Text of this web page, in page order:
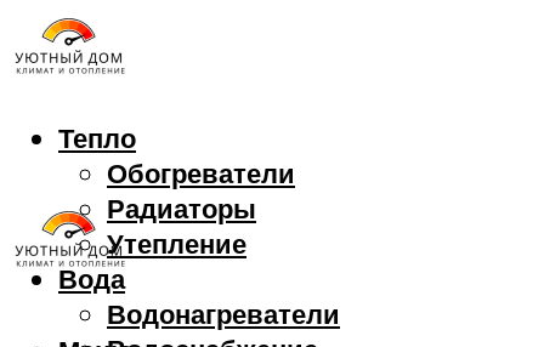
Тепло
Обогреватели
Радиаторы
Утепление
Вода
Водонагреватели